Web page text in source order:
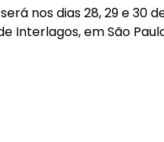
nos dias 28, 29 e 30
Interlagos, em São